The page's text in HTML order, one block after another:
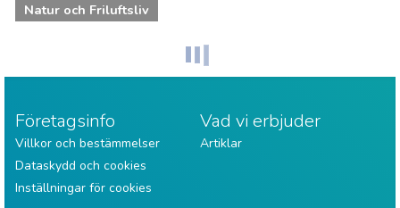
Natur och Friluftsliv
Företagsinfo
Villkor och bestämmelser
Dataskydd och cookies
Inställningar för cookies
Vad vi erbjuder
Artiklar